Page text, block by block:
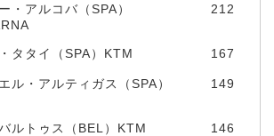
・アルコバ（SPA）
212
タタイ（SPA）KTM 167
ル・アルティガス（SPA）
149
ルトゥス（BEL）KTM 146